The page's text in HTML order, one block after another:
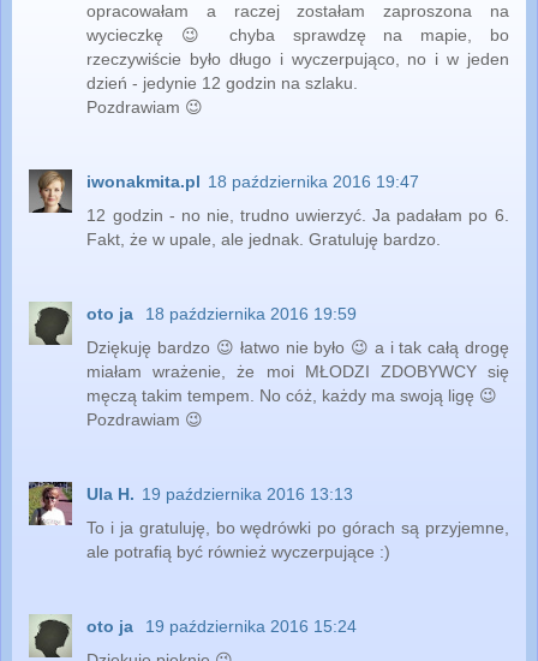
opracowałam a raczej zostałam zaproszona na
wycieczkę 😉 chyba sprawdzę na mapie, bo
rzeczywiście było długo i wyczerpująco, no i w jeden
dzień - jedynie 12 godzin na szlaku.
Pozdrawiam 😉
iwonakmita.pl 18 października 2016 19:47
12 godzin - no nie, trudno uwierzyć. Ja padałam po 6.
Fakt, że w upale, ale jednak. Gratuluję bardzo.
oto ja
18 października 2016 19:59
Dziękuję bardzo 😉 łatwo nie było 😉 a i tak całą drogę
miałam wrażenie, że moi MŁODZI ZDOBYWCY się
męczą takim tempem. No cóż, każdy ma swoją ligę 😉
Pozdrawiam 😉
Ula H. 19 października 2016 13:13
To i ja gratuluję, bo wędrówki po górach są przyjemne,
ale potrafią być również wyczerpujące :)
oto ja
19 października 2016 15:24